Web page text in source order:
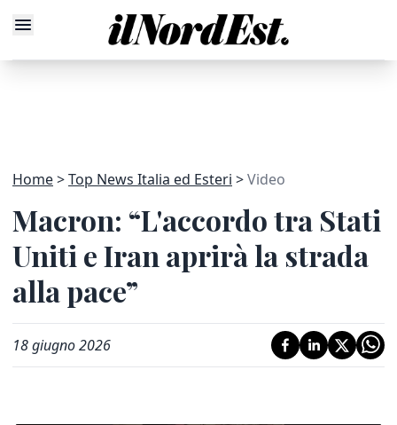
Home Top News Italia ed Esteri Video
Macron: “L'accordo tra Stati
Uniti e Iran aprirà la strada
alla pace”
18 giugno 2026